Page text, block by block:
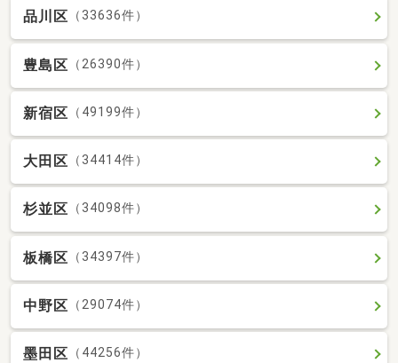
品川区 （33636件）
豊島区 （26390件）
新宿区 （49199件）
大田区 （34414件）
杉並区 （34098件）
板橋区 （34397件）
中野区 （29074件）
墨田区 （44256件）